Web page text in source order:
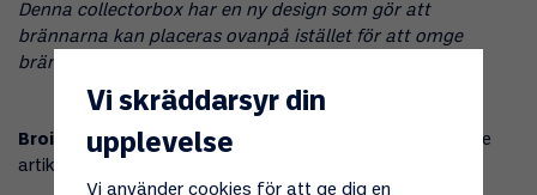
Denna collectorbox har en ny design som gör att
brännarna kan placeras ovanpå istället för att omge
brännarna.
Broil King artikelnummer
: 22026-903 (ersätter tidigare
artikelnummer: 22226-014A)
Vi skräddarsyr din
upplevelse
Vi använder cookies för att ge dig en